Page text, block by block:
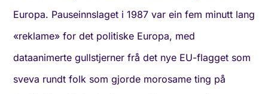
Europa. Pauseinnslaget i 1987 var ein fem minutt lang
«reklame» for det politiske Europa, med
dataanimerte gullstjerner frå det nye EU-flagget som
sveva rundt folk som gjorde morosame ting på